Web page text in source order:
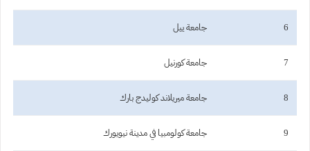
6 جامعة ييل
7 جامعة كورنيل
8 جامعة ميريلاند كوليدج بارك
9 جامعة كولومبيا في مدينة نيويورك